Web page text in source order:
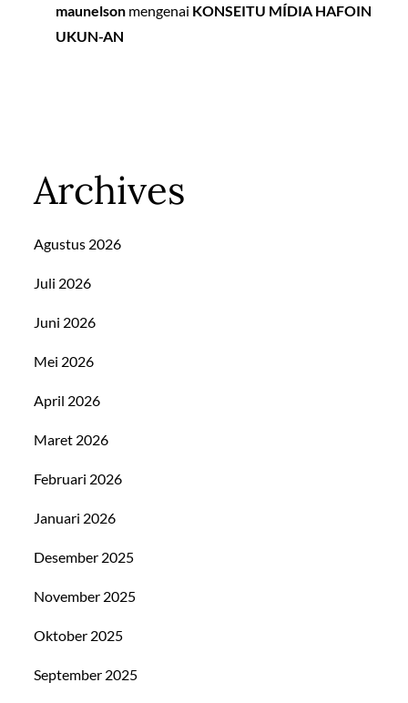
maunelson mengenai KONSEITU MÍDIA HAFOIN
UKUN-AN
Archives
Agustus 2026
Juli 2026
Juni 2026
Mei 2026
April 2026
Maret 2026
Februari 2026
Januari 2026
Desember 2025
November 2025
Oktober 2025
September 2025